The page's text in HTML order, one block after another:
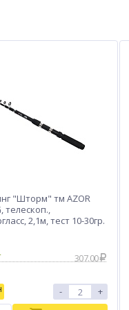
"Шторм" тм AZOR
телескоп.,
2,1м, тест 10-30гр.
307.00
- +